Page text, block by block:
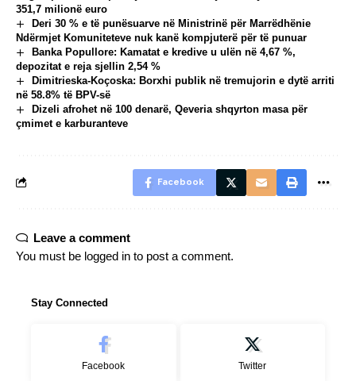
351,7 milionë euro
Deri 30 % e të punësuarve në Ministrinë për Marrëdhënie
Ndërmjet Komuniteteve nuk kanë kompjuterë për të punuar
Banka Popullore: Kamatat e kredive u ulën në 4,67 %,
depozitat e reja sjellin 2,54 %
Dimitrieska-Koçoska: Borxhi publik në tremujorin e dytë arriti
në 58.8% të BPV-së
Dizeli afrohet në 100 denarë, Qeveria shqyrton masa për
çmimet e karburanteve
Facebook
Leave a comment
You must be logged in to post a comment.
Stay Connected
Facebook Twitter